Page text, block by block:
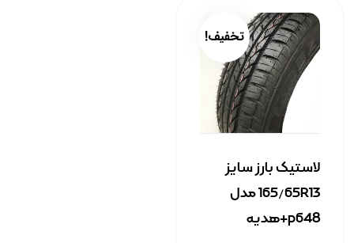
لاستیک بارز سایز
165/65R13 مدل
p648+هدیه
تخفیف!